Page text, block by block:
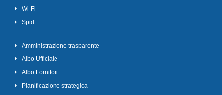
Wi-Fi
Spid
Amministrazione trasparente
Albo Ufficiale
Albo Fornitori
Pianificazione strategica